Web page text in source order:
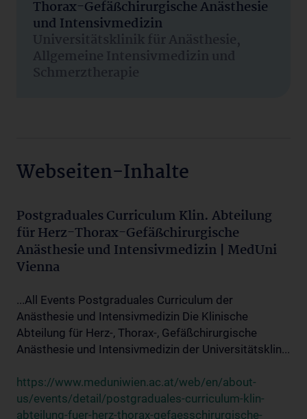
Thorax-Gefäßchirurgische Anästhesie
und Intensivmedizin
Universitätsklinik für Anästhesie,
Allgemeine Intensivmedizin und
Schmerztherapie
Webseiten-Inhalte
Postgraduales Curriculum Klin. Abteilung
für Herz-Thorax-Gefäßchirurgische
Anästhesie und Intensivmedizin | MedUni
Vienna
...All Events Postgraduales Curriculum der
Anästhesie und Intensivmedizin Die Klinische
Abteilung für Herz-, Thorax-, Gefäßchirurgische
Anästhesie und Intensivmedizin der Universitätsklin...
https://www.meduniwien.ac.at/web/en/about-
us/events/detail/postgraduales-curriculum-klin-
abteilung-fuer-herz-thorax-gefaesschirurgische-